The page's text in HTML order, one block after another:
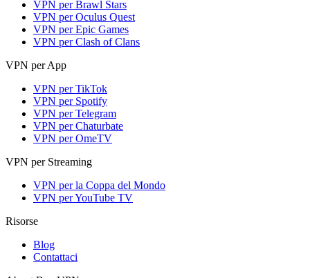
VPN per Brawl Stars
VPN per Oculus Quest
VPN per Epic Games
VPN per Clash of Clans
VPN per App
VPN per TikTok
VPN per Spotify
VPN per Telegram
VPN per Chaturbate
VPN per OmeTV
VPN per Streaming
VPN per la Coppa del Mondo
VPN per YouTube TV
Risorse
Blog
Contattaci